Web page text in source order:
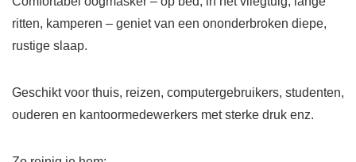
ritten, kamperen – geniet van een ononderbroken diepe,
rustige slaap.
Geschikt voor thuis, reizen, computergebruikers, studenten,
ouderen en kantoormedewerkers met sterke druk enz.